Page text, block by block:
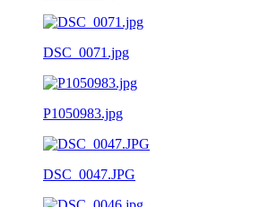
DSC_0071.jpg
P1050983.jpg
DSC_0047.JPG